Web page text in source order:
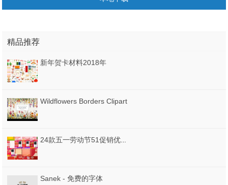
精品推荐
新年贺卡材料2018年
Wildflowers Borders Clipart
Sanek - 免费的字体